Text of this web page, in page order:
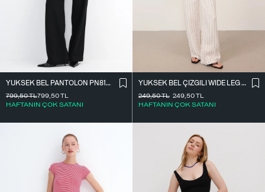
YÜKSEK BEL PANTOLON PN8130-R4
799,50TL
HAFTANIN ÇOK SATANI
799,50TL
YÜKSEK BEL ÇIZGILI WIDE LEG PANTOLON PN13730-L4
249,50TL
HAFTANIN ÇOK SATANI
249,50TL